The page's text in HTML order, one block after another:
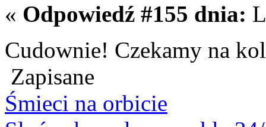
« Odpowiedź #155 dnia:
Cudownie! Czekamy na
Zapisane
Śmieci na orbicie